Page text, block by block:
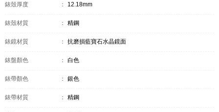
錶殼厚度 ： 12.18mm
錶殼材質 ： 精鋼
錶鏡材質 ： 抗磨損藍寶石水晶鏡面
錶盤顏色 ： 白色
錶帶顏色 ： 銀色
錶帶材質 ： 精鋼